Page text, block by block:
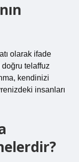
olarak ifade
telaffuz
kendinizi
insanları